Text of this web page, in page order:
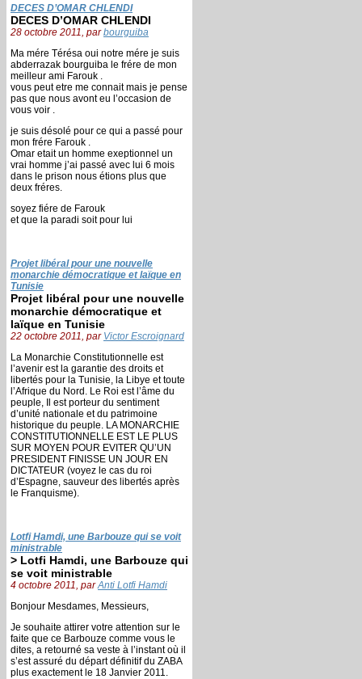
DECES D’OMAR CHLENDI
DECES D’OMAR CHLENDI
28 octobre 2011, parbourguiba
Ma mére Térésa oui notre mére je suis
abderrazak bourguiba le frére de mon
meilleur ami Farouk .
vous peut etre me connait mais je pense
pas que nous avont eu l’occasion de
vous voir .
je suis désolé pour ce qui a passé pour
mon frére Farouk .
Omar etait un homme exeptionnel un
vrai homme j’ai passé avec lui 6 mois
dans le prison nous étions plus que
deux fréres.
soyez fiére de Farouk
et que la paradi soit pour lui
Projet libéral pour une nouvelle
monarchie démocratique et laïque en
Tunisie
Projet libéral pour une nouvelle
monarchie démocratique et
laïque en Tunisie
22 octobre 2011, par Victor Escroignard
La Monarchie Constitutionnelle est
l’avenir est la garantie des droits et
libertés pour la Tunisie, la Libye et toute
l’Afrique du Nord. Le Roi est l’âme du
peuple, Il est porteur du sentiment
d’unité nationale et du patrimoine
historique du peuple. LA MONARCHIE
CONSTITUTIONNELLE EST LE PLUS
SUR MOYEN POUR EVITER QU’UN
PRESIDENT FINISSE UN JOUR EN
DICTATEUR (voyez le cas du roi
d’Espagne, sauveur des libertés après
le Franquisme).
Lotfi Hamdi, une Barbouze qui se voit
ministrable
> Lotfi Hamdi, une Barbouze qui
se voit ministrable
4 octobre 2011, parAnti Lotfi Hamdi
Bonjour Mesdames, Messieurs,
Je souhaite attirer votre attention sur le
faite que ce Barbouze comme vous le
dites, a retourné sa veste à l’instant où il
s’est assuré du départ définitif du ZABA
plus exactement le 18 Janvier 2011.